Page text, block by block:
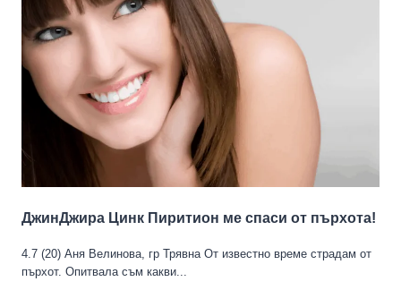
ДжинДжира Цинк Пиритион ме спаси от пърхота!
4.7 (20) Аня Велинова, гр Трявна От известно време страдам от
пърхот. Опитвала съм какви...